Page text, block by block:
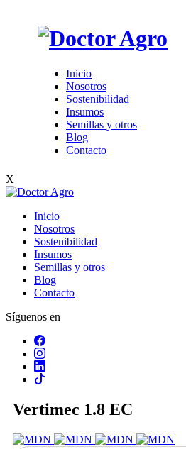
Inicio
Nosotros
Sostenibilidad
Insumos
Semillas y otros
Blog
Contacto
X
Inicio
Nosotros
Sostenibilidad
Insumos
Semillas y otros
Blog
Contacto
Síguenos en
Vertimec 1.8 EC